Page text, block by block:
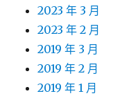
2023 年 3 月
2023 年 2 月
2019 年 3 月
2019 年 2 月
2019 年 1 月